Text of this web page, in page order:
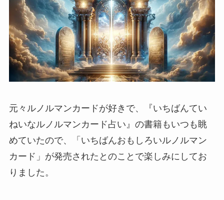
元々ルノルマンカードが好きで、『いちばんてい
ねいなルノルマンカード占い』の書籍もいつも眺
めていたので、「いちばんおもしろいルノルマン
カード」が発売されたとのことで楽しみにしてお
りました。